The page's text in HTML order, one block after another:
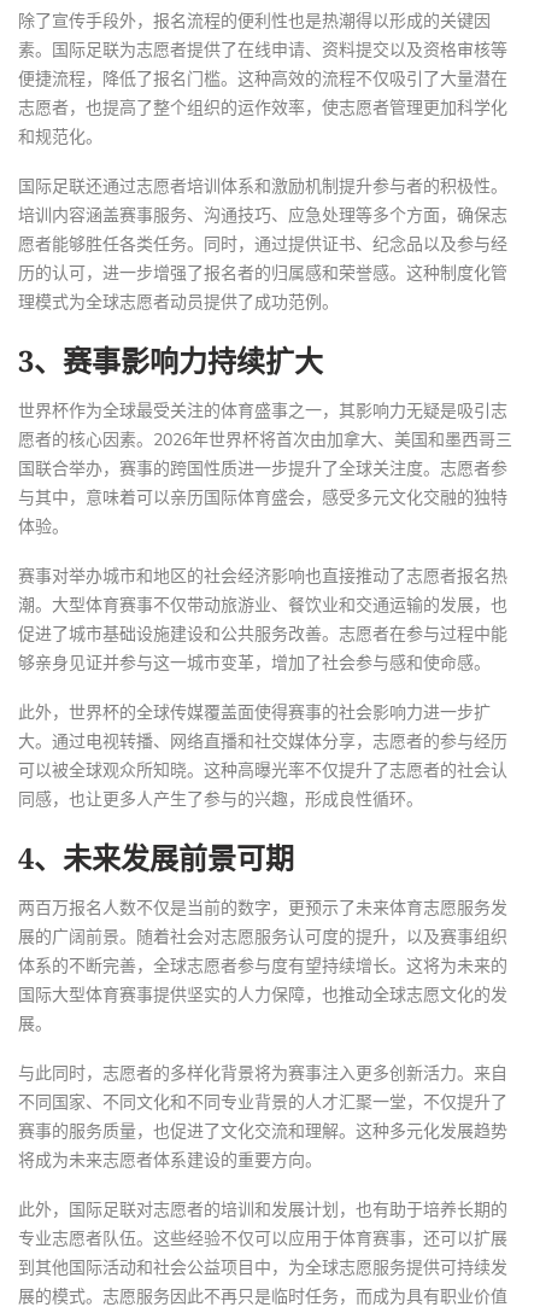
除了宣传手段外，报名流程的便利性也是热潮得以形成的关键因
素。国际足联为志愿者提供了在线申请、资料提交以及资格审核等
便捷流程，降低了报名门槛。这种高效的流程不仅吸引了大量潜在
志愿者，也提高了整个组织的运作效率，使志愿者管理更加科学化
和规范化。
国际足联还通过志愿者培训体系和激励机制提升参与者的积极性。
培训内容涵盖赛事服务、沟通技巧、应急处理等多个方面，确保志
愿者能够胜任各类任务。同时，通过提供证书、纪念品以及参与经
历的认可，进一步增强了报名者的归属感和荣誉感。这种制度化管
理模式为全球志愿者动员提供了成功范例。
3、赛事影响力持续扩大
世界杯作为全球最受关注的体育盛事之一，其影响力无疑是吸引志
愿者的核心因素。2026年世界杯将首次由加拿大、美国和墨西哥三
国联合举办，赛事的跨国性质进一步提升了全球关注度。志愿者参
与其中，意味着可以亲历国际体育盛会，感受多元文化交融的独特
体验。
赛事对举办城市和地区的社会经济影响也直接推动了志愿者报名热
潮。大型体育赛事不仅带动旅游业、餐饮业和交通运输的发展，也
促进了城市基础设施建设和公共服务改善。志愿者在参与过程中能
够亲身见证并参与这一城市变革，增加了社会参与感和使命感。
此外，世界杯的全球传媒覆盖面使得赛事的社会影响力进一步扩
大。通过电视转播、网络直播和社交媒体分享，志愿者的参与经历
可以被全球观众所知晓。这种高曝光率不仅提升了志愿者的社会认
同感，也让更多人产生了参与的兴趣，形成良性循环。
4、未来发展前景可期
两百万报名人数不仅是当前的数字，更预示了未来体育志愿服务发
展的广阔前景。随着社会对志愿服务认可度的提升，以及赛事组织
体系的不断完善，全球志愿者参与度有望持续增长。这将为未来的
国际大型体育赛事提供坚实的人力保障，也推动全球志愿文化的发
展。
与此同时，志愿者的多样化背景将为赛事注入更多创新活力。来自
不同国家、不同文化和不同专业背景的人才汇聚一堂，不仅提升了
赛事的服务质量，也促进了文化交流和理解。这种多元化发展趋势
将成为未来志愿者体系建设的重要方向。
此外，国际足联对志愿者的培训和发展计划，也有助于培养长期的
专业志愿者队伍。这些经验不仅可以应用于体育赛事，还可以扩展
到其他国际活动和社会公益项目中，为全球志愿服务提供可持续发
展的模式。志愿服务因此不再只是临时任务，而成为具有职业价值